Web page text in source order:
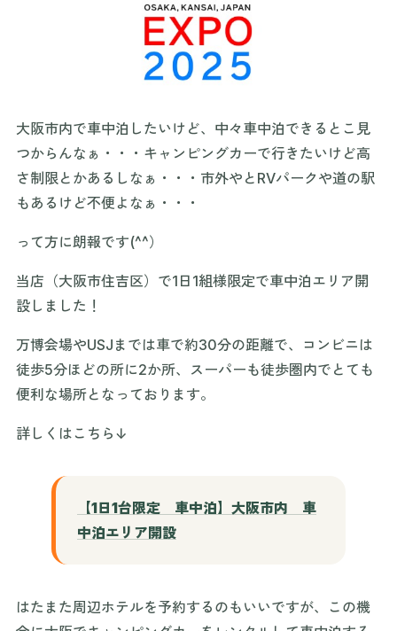
大阪市内で車中泊したいけど、中々車中泊できるとこ見
つからんなぁ・・・キャンピングカーで行きたいけど高
さ制限とかあるしなぁ・・・市外やとRVパークや道の駅
もあるけど不便よなぁ・・・
って方に朗報です(^^）
当店（大阪市住吉区）で1日1組様限定で車中泊エリア開
設しました！
万博会場やUSJまでは車で約30分の距離で、コンビニは
徒歩5分ほどの所に2か所、スーパーも徒歩圏内でとても
便利な場所となっております。
詳しくはこちら↓
【1日1台限定 車中泊】大阪市内 車
中泊エリア開設
はたまた周辺ホテルを予約するのもいいですが、この機